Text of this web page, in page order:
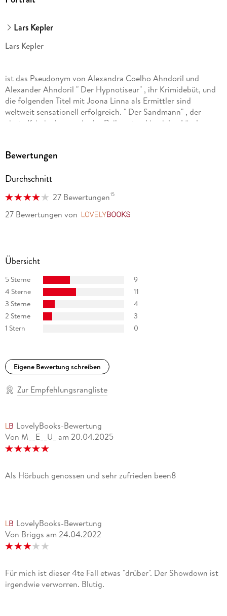
Lars Kepler
Lars Kepler
ist das Pseudonym von Alexandra Coelho Ahndoril und
Alexander Ahndoril " Der Hypnotiseur" , ihr Krimidebüt, und
die folgenden Titel mit Joona Linna als Ermittler sind
weltweit sensationell erfolgreich. " Der Sandmann" , der
vierte Kriminalroman in der Reihe, stand in vielen Ländern
Kindern in Stockholm.
versteht es wie kein anderer, mit seiner angenehmen,
MAGAZIN) zu erwecken. Außerdem ist der Schauspieler in
Film und Fernsehen (z. B. als Frankfurter " Tatort" -
Kommissar) sowie am Schauspiel Frankfurt und am
Deutschen Theater in Berlin zu sehen.
Bewertungen
Durchschnitt
27 Bewertungen15
27 Bewertungen von
Übersicht
5 Sterne
9
4 Sterne
11
3 Sterne
4
2 Sterne
3
1 Stern
0
Eigene Bewertung schreiben
Zur Empfehlungsrangliste
LovelyBooks-Bewertung
Von M__E__U_ am 20.04.2025
Als Hörbuch genossen und sehr zufrieden been8
LovelyBooks-Bewertung
Von Briggs am 24.04.2022
Für mich ist dieser 4te Fall etwas "drüber". Der Showdown ist
irgendwie verworren. Blutig.